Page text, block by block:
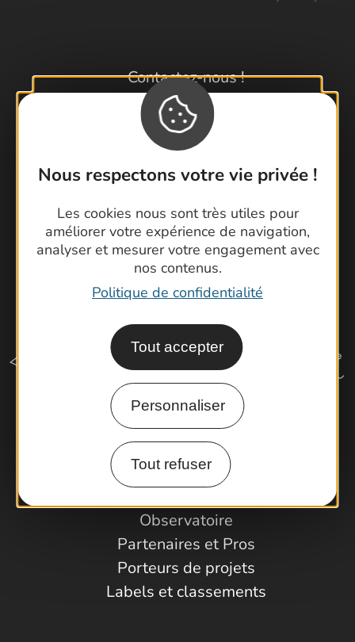
Nous respectons votre vie privée !
Les cookies nous sont très utiles pour
améliorer votre expérience de navigation,
analyser et mesurer votre engagement avec
nos contenus.
Politique de confidentialité
Tout accepter
Personnaliser
Tout refuser
Contactez-nous !
Foire aux questions
Brochures
Cartoguides et Topoguides
Latitude Gard
Comment venir ?
Observatoire
Partenaires et Pros
Porteurs de projets
Labels et classements